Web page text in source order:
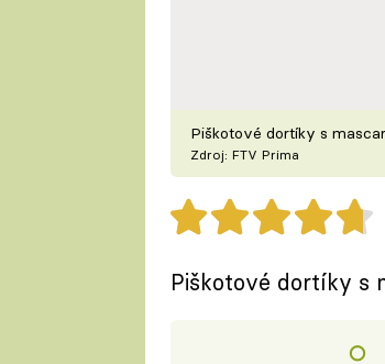
Piškotové dortíky s
Zdroj: FTV Prima
Piškotové dortíky s